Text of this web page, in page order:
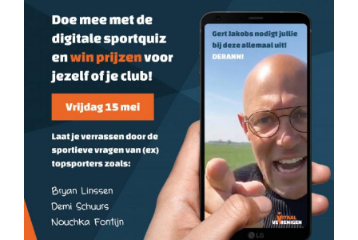
Contact
Zoeken
naar: